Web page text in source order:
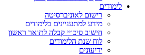
לימודים
רישום לאוניברסיטה
מידע למתעניינים בלימודים
חישוב סיכויי קבלה לתואר ראשון
לוח שנת הלימודים
ידיעונים